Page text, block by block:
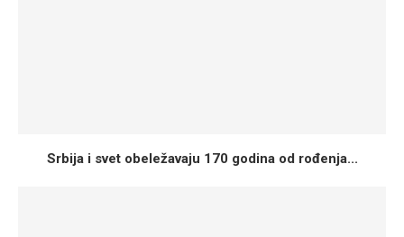
Srbija i svet obeležavaju 170 godina od rođenja...